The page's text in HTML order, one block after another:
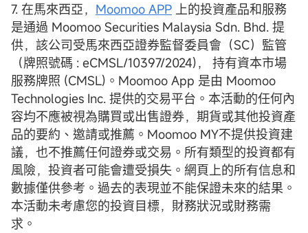
7. 在馬來西亞， Moomoo APP 上的投資產品和服務
是通過 Moomoo Securities Malaysia Sdn. Bhd. 提
供，該公司受馬來西亞證券監督委員會（SC）監管
（牌照號碼 : eCMSL/10397/2024)， 持有資本市場
服務牌照 (CMSL)。Moomoo App 是由 Moomoo
Technologies Inc. 提供的交易平台。本活動的任何內
容均不應被視為購買或出售證券，期貨或其他投資產
品的要約、邀請或推薦。Moomoo MY不提供投資建
議，也不推薦任何證券或交易。所有類型的投資都有
風險，投資者可能會遭受損失。網頁上的所有信息和
數據僅供參考。過去的表現並不能保證未來的結果。
本活動未考慮您的投資目標，財務狀況或財務需
求。